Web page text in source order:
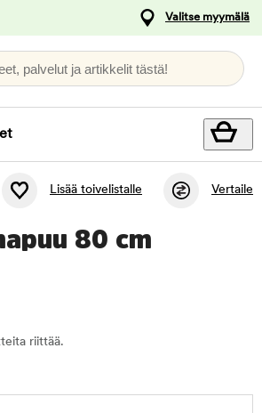
Valitse myymälä
palvelut ja artikkelit tästä!
Lisää toivelistalle Vertaile
80 cm
riittää.